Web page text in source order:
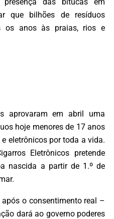
que bilhões de resíduos
os anos às praias, rios e
aprovaram em abril uma
hoje menores de 17 anos
eletrônicos por toda a vida.
Eletrônicos pretende
nascida a partir de 1.º de
o consentimento real –
dará ao governo poderes